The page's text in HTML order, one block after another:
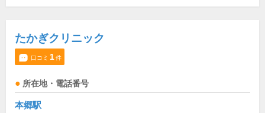
たかぎクリニック
口コミ 1件
所在地・電話番号
本郷駅